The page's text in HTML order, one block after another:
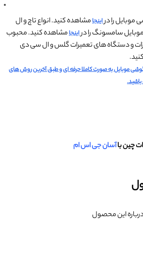
موبایل را دراینجامشاهده کنید. انواع تاچ و ال
اینجامشاهده کنید. محبوب
و دستگاه های تعمیرات گلس و ال سی دی
موبایل به صورت کاملا حرفه ای و طبق آخرین روش های
چین باآسان جی اس ام
درباره این محصول